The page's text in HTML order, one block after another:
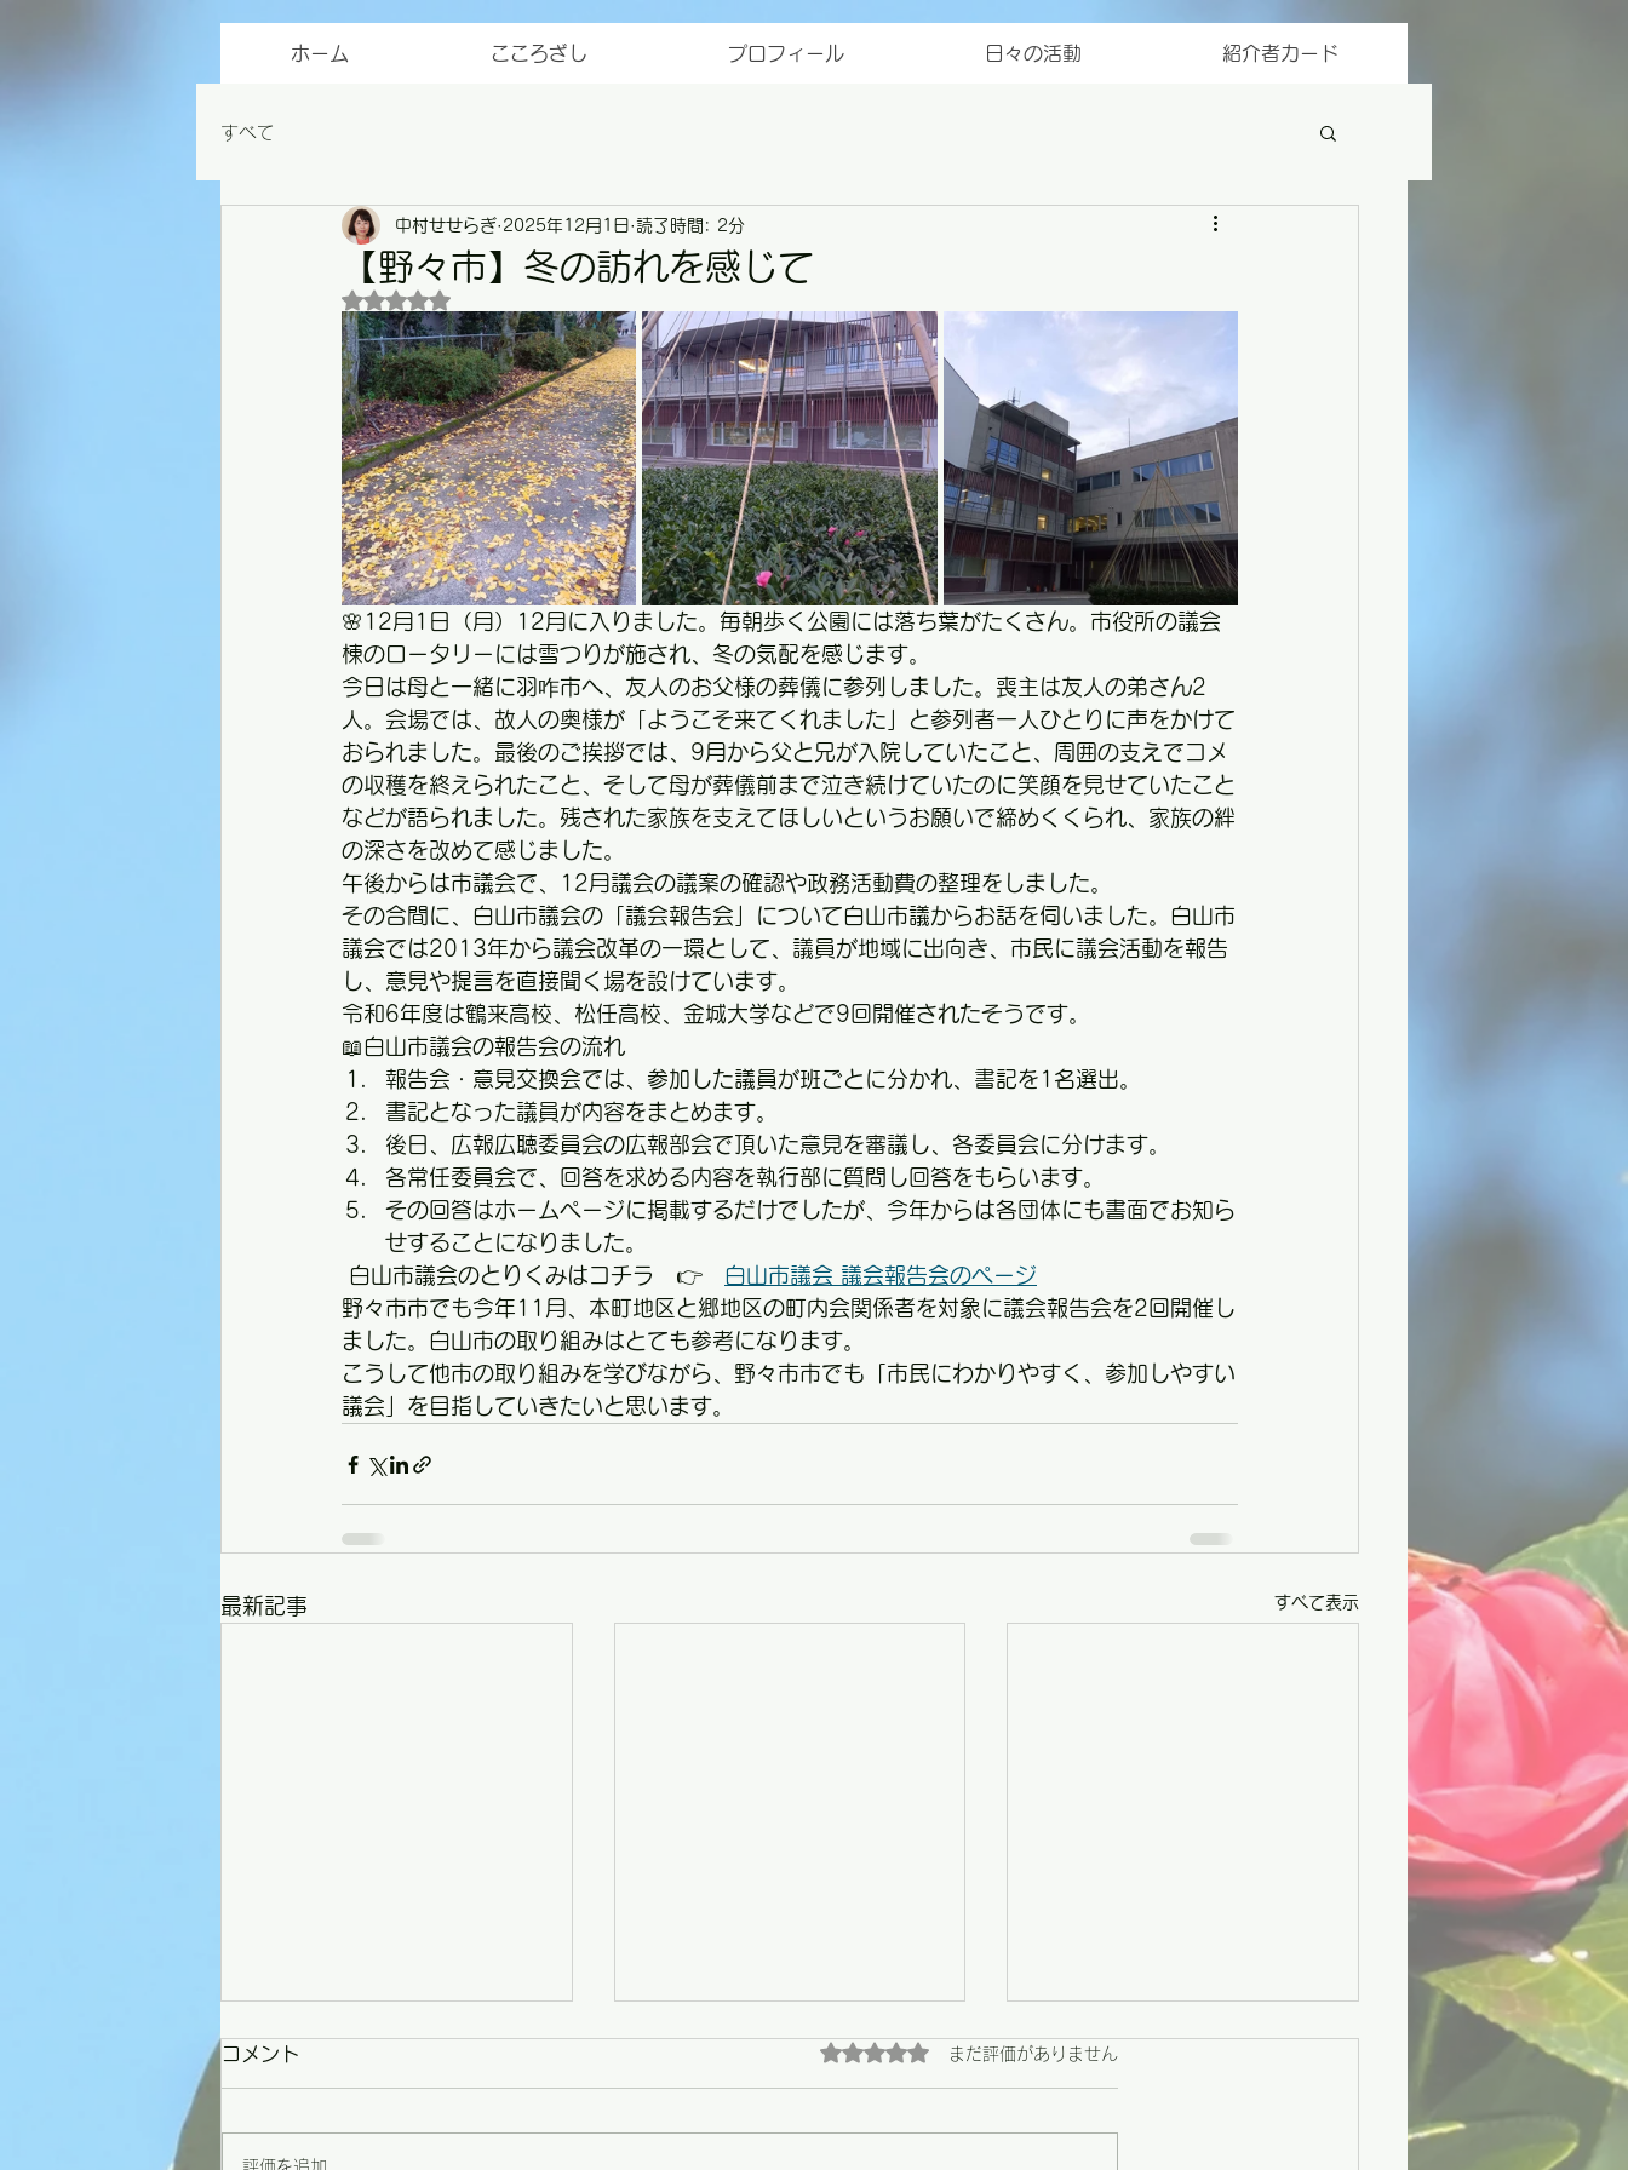
ホーム こころざし プロフィール 日々の活動 紹介者カード
すべて
【野々市】冬の訪れを感じて
中村せせらぎ 2025年12月1日 読了時間: 2分
5つ星のうちNaNと評価されています。
🌸12月1日（月）12月に入りました。毎朝歩く公園には落ち葉がたくさん。市役所の議会
棟のロータリーには雪つりが施され、冬の気配を感じます。
今日は母と一緒に羽咋市へ、友人のお父様の葬儀に参列しました。喪主は友人の弟さん2
人。会場では、故人の奥様が「ようこそ来てくれました」と参列者一人ひとりに声をかけて
おられました。最後のご挨拶では、9月から父と兄が入院していたこと、周囲の支えでコメ
の収穫を終えられたこと、そして母が葬儀前まで泣き続けていたのに笑顔を見せていたこと
などが語られました。残された家族を支えてほしいというお願いで締めくくられ、家族の絆
の深さを改めて感じました。
午後からは市議会で、12月議会の議案の確認や政務活動費の整理をしました。
その合間に、白山市議会の「議会報告会」について白山市議からお話を伺いました。白山市
議会では2013年から議会改革の一環として、議員が地域に出向き、市民に議会活動を報告
し、意見や提言を直接聞く場を設けています。
令和6年度は鶴来高校、松任高校、金城大学などで9回開催されたそうです。
📖白山市議会の報告会の流れ
報告会・意見交換会では、参加した議員が班ごとに分かれ、書記を1名選出。
書記となった議員が内容をまとめます。
後日、広報広聴委員会の広報部会で頂いた意見を審議し、各委員会に分けます。
各常任委員会で、回答を求める内容を執行部に質問し回答をもらいます。
その回答はホームページに掲載するだけでしたが、今年からは各団体にも書面でお知ら
せすることになりました。
白山市議会のとりくみはコチラ　👉 白山市議会 議会報告会のページ
野々市市でも今年11月、本町地区と郷地区の町内会関係者を対象に議会報告会を2回開催し
ました。白山市の取り組みはとても参考になります。
こうして他市の取り組みを学びながら、野々市市でも「市民にわかりやすく、参加しやすい
議会」を目指していきたいと思います。
最新記事 すべて表示
コメント 5つ星のうち0と評価されています。
まだ評価がありません